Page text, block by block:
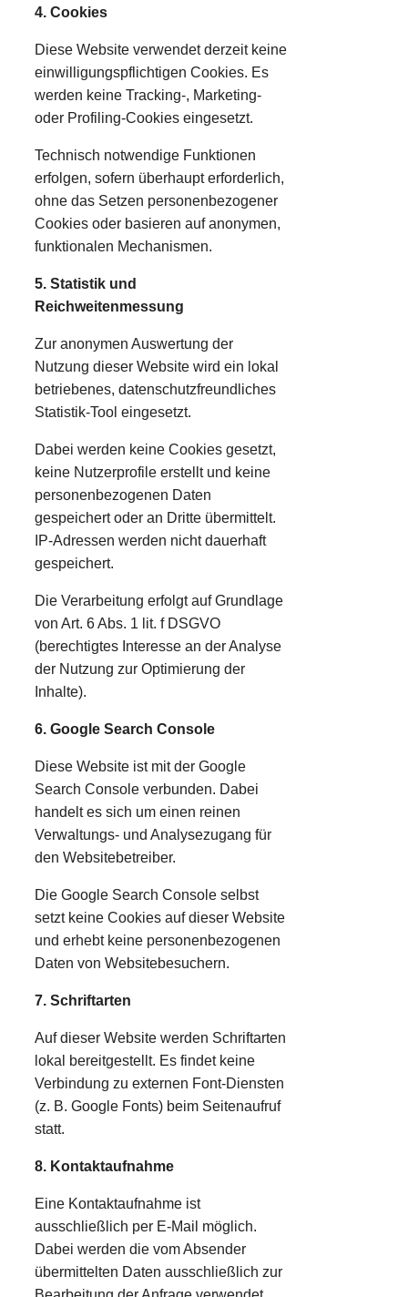
4. Cookies
Diese Website verwendet derzeit keine
einwilligungspflichtigen Cookies. Es
werden keine Tracking-, Marketing-
oder Profiling-Cookies eingesetzt.
Technisch notwendige Funktionen
erfolgen, sofern überhaupt erforderlich,
ohne das Setzen personenbezogener
Cookies oder basieren auf anonymen,
funktionalen Mechanismen.
5. Statistik und
Reichweitenmessung
Zur anonymen Auswertung der
Nutzung dieser Website wird ein lokal
betriebenes, datenschutzfreundliches
Statistik-Tool eingesetzt.
Dabei werden keine Cookies gesetzt,
keine Nutzerprofile erstellt und keine
personenbezogenen Daten
gespeichert oder an Dritte übermittelt.
IP-Adressen werden nicht dauerhaft
gespeichert.
Die Verarbeitung erfolgt auf Grundlage
von Art. 6 Abs. 1 lit. f DSGVO
(berechtigtes Interesse an der Analyse
der Nutzung zur Optimierung der
Inhalte).
6. Google Search Console
Diese Website ist mit der Google
Search Console verbunden. Dabei
handelt es sich um einen reinen
Verwaltungs- und Analysezugang für
den Websitebetreiber.
Die Google Search Console selbst
setzt keine Cookies auf dieser Website
und erhebt keine personenbezogenen
Daten von Websitebesuchern.
7. Schriftarten
Auf dieser Website werden Schriftarten
lokal bereitgestellt. Es findet keine
Verbindung zu externen Font-Diensten
(z. B. Google Fonts) beim Seitenaufruf
statt.
8. Kontaktaufnahme
Eine Kontaktaufnahme ist
ausschließlich per E-Mail möglich.
Dabei werden die vom Absender
übermittelten Daten ausschließlich zur